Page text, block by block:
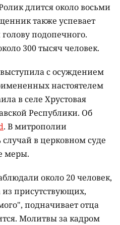
длится около восьми
также успевает
подопечного.
300 тысяч человек.
с осуждением
настоятелем
в селе Хрустовая
Республики. Об
. В митрополии
в церковном суде
меры.
около 20 человек,
из присутствующих,
подначивает отца
Молитвы за кадром